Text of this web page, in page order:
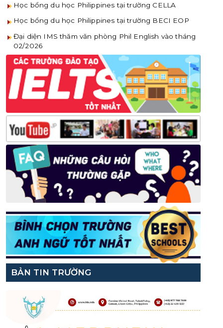
Học bổng du học Philippines tại trường CELLA
Học bổng du học Philippines tại trường BECI EOP
Đại diện IMS thăm văn phòng Phil English vào tháng
02/2026
BẢN TIN TRƯỜNG